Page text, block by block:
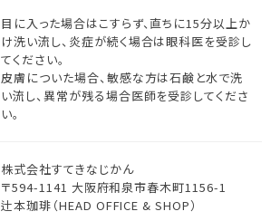
目に入った場合はこすらず、直ちに15分以上か
け洗い流し、炎症が続く場合は眼科医を受診し
てください。
皮膚についた場合、敏感な方は石鹸と水で洗
い流し、異常が残る場合医師を受診してくださ
い。
株式会社すてきなじかん
〒594-1141 大阪府和泉市春木町1156-1
辻本珈琲（HEAD OFFICE & SHOP）